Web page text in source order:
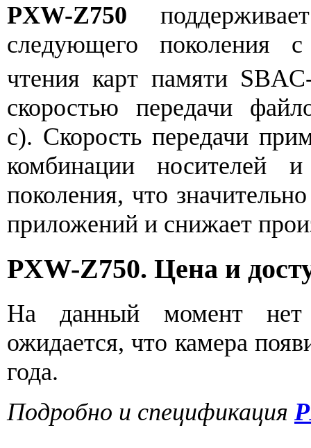
PXW-Z750
следующего поколения с
чтения карт памяти
скоростью передачи
с). Скорость передачи
комбинации носителей
поколения, что
приложений и снижает
PXW-Z750. Цена и
На данный момент
ожидается, что камера
года.
Подробно и спецификация